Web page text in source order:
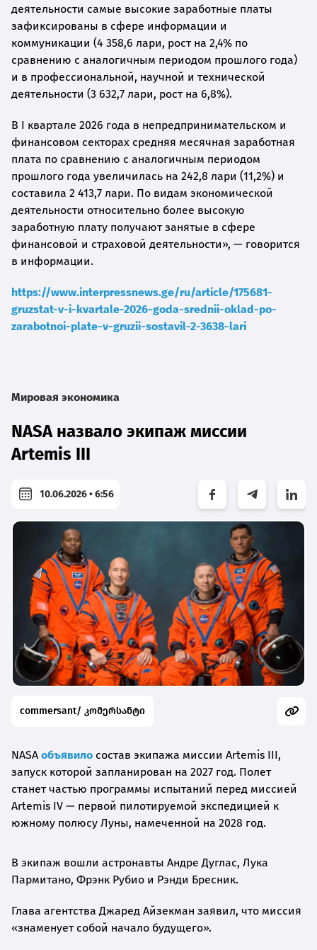
деятельности самые высокие заработные платы
зафиксированы в сфере информации и
коммуникации (4 358,6 лари, рост на 2,4% по
сравнению с аналогичным периодом прошлого года)
и в профессиональной, научной и технической
деятельности (3 632,7 лари, рост на 6,8%).
В I квартале 2026 года в непредпринимательском и
финансовом секторах средняя месячная заработная
плата по сравнению с аналогичным периодом
прошлого года увеличилась на 242,8 лари (11,2%) и
составила 2 413,7 лари. По видам экономической
деятельности относительно более высокую
заработную плату получают занятые в сфере
финансовой и страховой деятельности», — говорится
в информации.
https://www.interpressnews.ge/ru/article/175681-
gruzstat-v-i-kvartale-2026-goda-srednii-oklad-po-
zarabotnoi-plate-v-gruzii-sostavil-2-3638-lari
Мировая экономика
NASA назвало экипаж миссии
Artemis III
10.06.2026 • 6:56
commersant/ კომერსანტი
NASA объявило состав экипажа миссии Artemis III,
запуск которой запланирован на 2027 год. Полет
станет частью программы испытаний перед миссией
Artemis IV — первой пилотируемой экспедицией к
южному полюсу Луны, намеченной на 2028 год.
В экипаж вошли астронавты Андре Дуглас, Лука
Пармитано, Фрэнк Рубио и Рэнди Бресник.
Глава агентства Джаред Айзекман заявил, что миссия
«знаменует собой начало будущего».